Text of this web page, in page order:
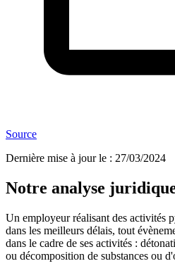
Source
Dernière mise à jour le : 27/03/2024
Notre analyse
Un employeur réalisant des activités
dans les meilleurs délais, tout
dans le cadre de ses activités :
ou décomposition de substances ou